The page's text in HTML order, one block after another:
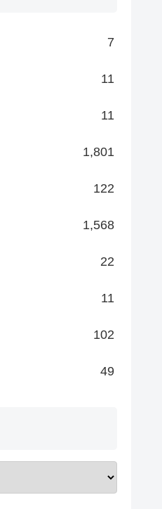
7
11
11
1,801
122
1,568
22
11
102
49